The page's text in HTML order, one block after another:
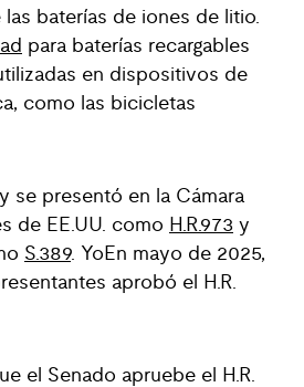
baterías de iones de litio.
para baterías recargables
en dispositivos de
como las bicicletas
se presentó en la Cámara
de EE.UU. como H.R.973 y
S.389. Yo En mayo de 2025,
aprobó el H.R.
el Senado apruebe el H.R.